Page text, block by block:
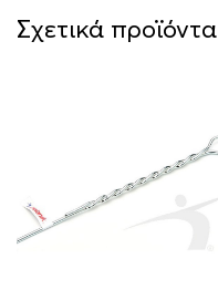
Σχετικά προϊόντα